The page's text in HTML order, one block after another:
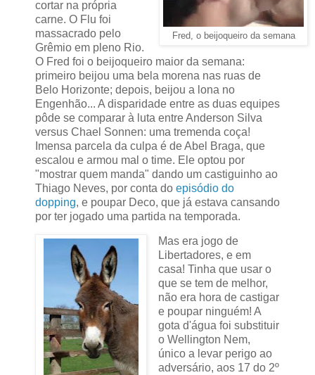
Fred, o beijoqueiro da semana
cortar na própria
carne. O Flu foi
massacrado pelo
Grêmio em pleno Rio.
O Fred foi o beijoqueiro maior da semana:
primeiro beijou uma bela morena nas ruas de
Belo Horizonte; depois, beijou a lona no
Engenhão... A disparidade entre as duas equipes
pôde se comparar à luta entre Anderson Silva
versus Chael Sonnen: uma tremenda coça!
Imensa parcela da culpa é de Abel Braga, que
escalou e armou mal o time. Ele optou por
"mostrar quem manda" dando um castiguinho ao
Thiago Neves, por conta do episódio do
dopping, e poupar Deco, que já estava cansando
por ter jogado uma partida na temporada.
Mas era jogo de
Libertadores, e em
casa! Tinha que usar o
que se tem de melhor,
não era hora de castigar
e poupar ninguém! A
gota d'água foi substituir
o Wellington Nem,
único a levar perigo ao
adversário, aos 17 do 2º